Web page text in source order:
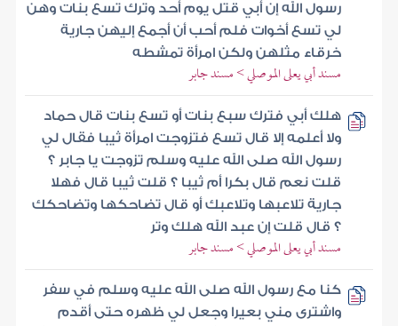
رسول الله إن أبي قتل يوم أحد وترك تسع بنات وهن
لي تسع أخوات فلم أحب أن أجمع إليهن جارية
خرقاء مثلهن ولكن امرأة تمشطه
مسند أبي يعلى الموصلي > مسند جابر
هلك أبي فترك سبع بنات أو تسع بنات قال حماد
ولا أعلمه إلا قال تسع فتزوجت امرأة ثيبا فقال لي
رسول الله صلى الله عليه وسلم تزوجت يا جابر ؟
قلت نعم قال بكرا أم ثيبا ؟ قلت ثيبا قال فهلا
جارية تلاعبها وتلاعبك أو قال تضاحكها وتضاحكك
؟ قال قلت إن عبد الله هلك وتر
مسند أبي يعلى الموصلي > مسند جابر
كنا مع رسول الله صلى الله عليه وسلم في سفر
واشترى مني بعيرا وجعل لي ظهره حتى أقدم